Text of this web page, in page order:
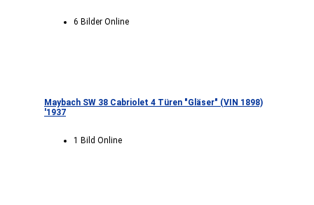
6 Bilder Online
Maybach SW 38 Cabriolet 4 Türen "Gläser" (VIN 1898)
'1937
1 Bild Online